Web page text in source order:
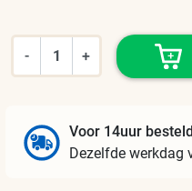
- +
Voor 14uur
Dezelfde werkdag